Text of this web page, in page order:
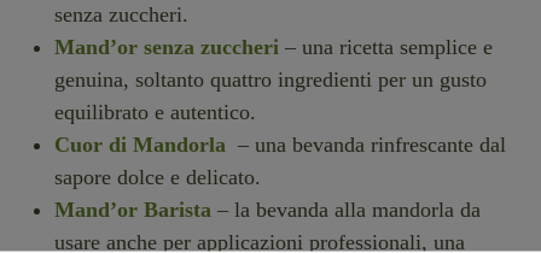
senza zuccheri.
Mand’or senza zuccheri – una ricetta semplice e
genuina, soltanto quattro ingredienti per un gusto
equilibrato e autentico.
Cuor di Mandorla – una bevanda rinfrescante dal
sapore dolce e delicato.
Mand’or Barista – la bevanda alla mandorla da
usare anche per applicazioni professionali, una